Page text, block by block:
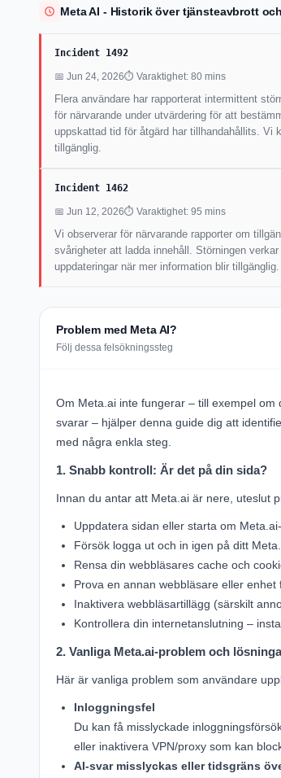
Meta AI - Historik över tjänsteavbrott
Incident 1492
📅 Jun 24, 2026⏱ Varaktighet: 80 mins
Flera användare har rapporterat intermittent
för närvarande under utvärdering för att
uppskattad tid för åtgärd har tillhandahållits. Vi
tillgänglig.
Incident 1462
📅 Jun 12, 2026⏱ Varaktighet: 95 mins
Vi observerar för närvarande rapporter om
svårigheter att ladda innehåll. Störningen
uppdateringar när mer information blir tillgänglig.
Problem med Meta AI?
Följ dessa felsökningssteg
Om Meta.ai inte fungerar – till exempel
svarar – hjälper denna guide dig att
med några enkla steg.
1. Snabb kontroll: Är det på din sida?
Innan du antar att Meta.ai är nere, uteslut
Uppdatera sidan eller starta om
Försök logga ut och in igen på ditt
Rensa din webbläsares cache och
Prova en annan webbläsare eller
Inaktivera webbläsartillägg (särskilt
Kontrollera din internetanslutning –
2. Vanliga Meta.ai-problem och
Här är vanliga problem som användare
Inloggningsfel
Du kan få misslyckade
eller inaktivera VPN/proxy som kan
AI-svar misslyckas eller tidsgräns